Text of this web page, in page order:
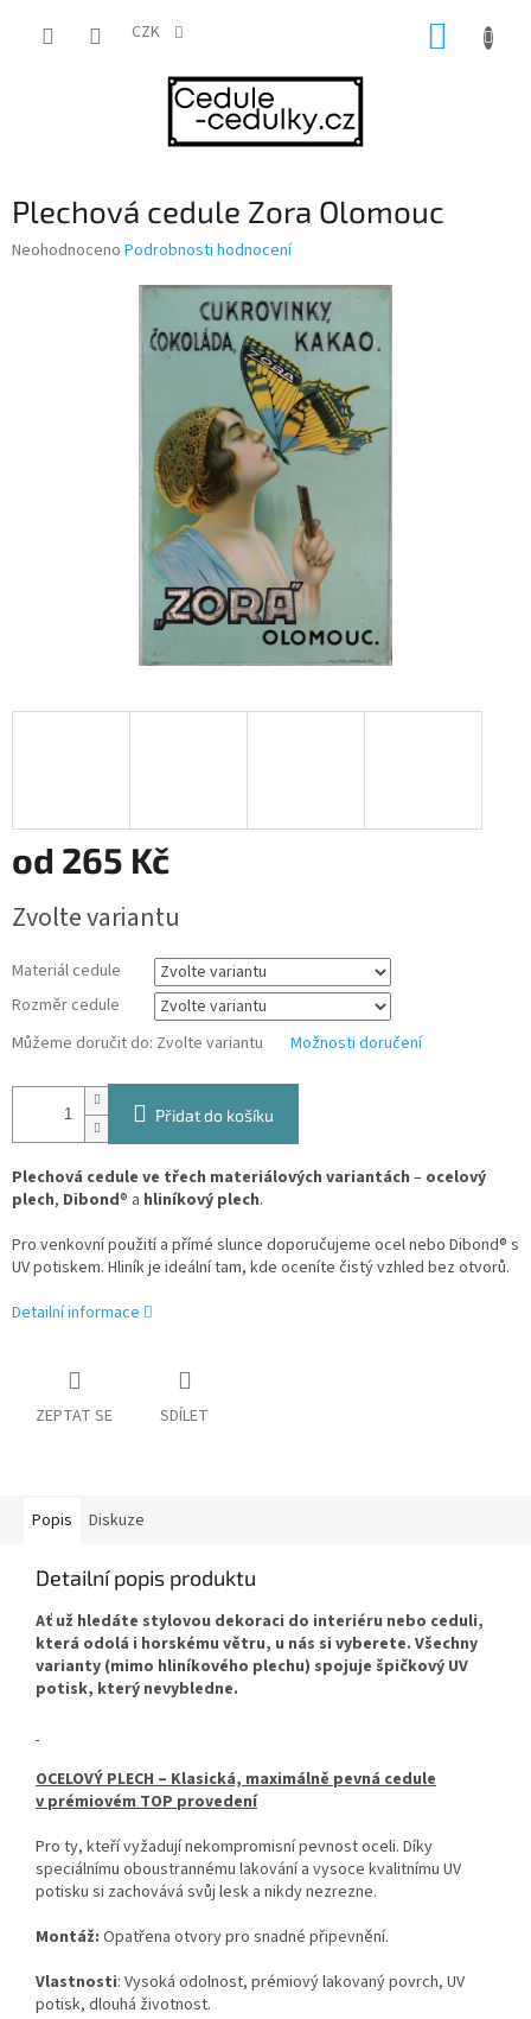
CZK
Plechová cedule Zora Olomouc
Průměrné
Neohodnoceno Podrobnosti hodnocení
od 265 Kč
cena:
Zvolte variantu
Materiál cedule
Rozměr cedule
Můžeme doručit do: Zvolte variantu Možnosti doručení
Přidat do košíku
Plechová cedule ve třech materiálových variantách – ocelový
plech, Dibond® a hliníkový plech.
Pro venkovní použití a přímé slunce doporučujeme ocel nebo Dibond® s
UV potiskem. Hliník je ideální tam, kde oceníte čistý vzhled bez otvorů.
Detailní informace
ZEPTAT SE SDÍLET
Popis Diskuze
Detailní popis produktu
Ať už hledáte stylovou dekoraci do interiéru nebo ceduli,
která odolá i horskému větru, u nás si vyberete. Všechny
varianty (mimo hliníkového plechu) spojuje špičkový UV
potisk, který nevybledne.
OCELOVÝ PLECH – Klasická, maximálně pevná cedule
v prémiovém TOP provedení
Pro ty, kteří vyžadují nekompromisní pevnost oceli. Díky
speciálnímu oboustrannému lakování a vysoce kvalitnímu UV
potisku si zachovává svůj lesk a nikdy nezrezne.
Montáž: Opatřena otvory pro snadné připevnění.
Vlastnosti: Vysoká odolnost, prémiový lakovaný povrch, UV
potisk, dlouhá životnost.